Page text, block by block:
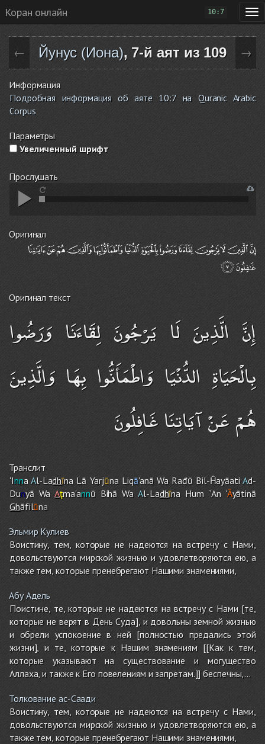
Коран онлайн 10:7
← Йунус (Иона), 7-й аят из 109 →
Информация
Подробная информация об аяте 10:7 на Quranic Arabic
Corpus
Параметры
Увеличенный шрифт
Прослушать
Оригинал
Оригинал текст
إِنَّ الَّذِينَ لَا يَرْجُونَ لِقَاءَنَا وَرَضُوا
بِالْحَيَاةِ الدُّنْيَا وَاطْمَأَنُّوا بِهَا وَالَّذِينَ
هُمْ عَنْ آيَاتِنَا غَافِلُونَ
Транслит
'InnaAl-Ladhīna Lā Yarjūna Liqā'anā Wa Rađū Bil-ĤayāatiAd-
Dunyā WaAţma'annū Bihā Wa Al-Ladhīna Hum`An 'Āyātinā
Ghāfilūna
Эльмир Кулиев
Воистину, тем, которые не надеются на встречу с Нами,
довольствуются мирской жизнью и удовлетворяются ею, а
также тем, которые пренебрегают Нашими знамениями,
Абу Адель
Поистине, те, которые не надеются на встречу с Нами [те,
которые не верят в День Суда], и довольны земной жизнью
и обрели успокоение в ней [полностью предались этой
жизни], и те, которые к Нашим знамениям [[Как к тем,
которые указывают на существование и могущество
Аллаха, и также к Его повелениям и запретам.]] беспечны,...
Толкование ас-Саади
Воистину, тем, которые не надеются на встречу с Нами,
довольствуются мирской жизнью и удовлетворяются ею, а
также тем, которые пренебрегают Нашими знамениями,